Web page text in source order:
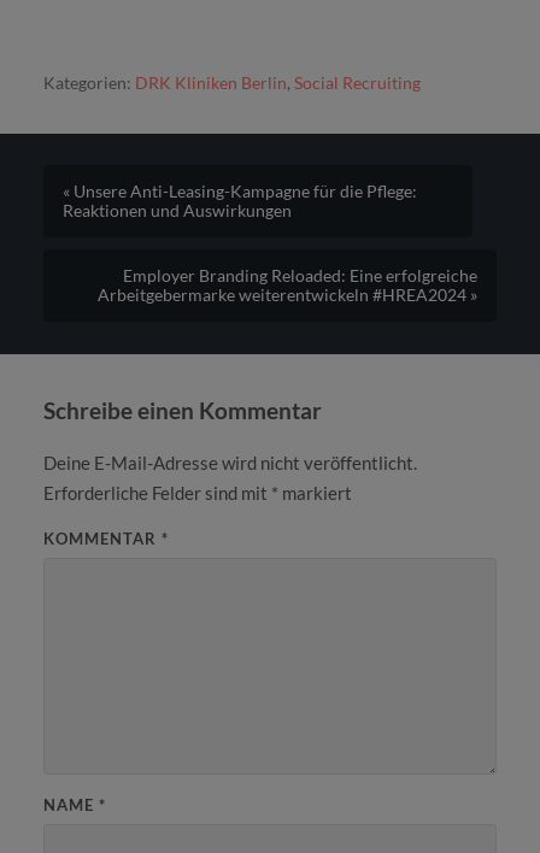
Kategorien: DRK Kliniken Berlin, Social Recruiting
« Unsere Anti-Leasing-Kampagne für die Pflege:
Reaktionen und Auswirkungen
Employer Branding Reloaded: Eine erfolgreiche
Arbeitgebermarke weiterentwickeln #HREA2024 »
Schreibe einen Kommentar
Deine E-Mail-Adresse wird nicht veröffentlicht.
Erforderliche Felder sind mit * markiert
KOMMENTAR *
NAME *